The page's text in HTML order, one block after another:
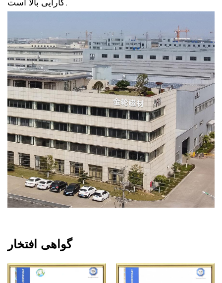
کارایی بالا است.
گواهی افتخار